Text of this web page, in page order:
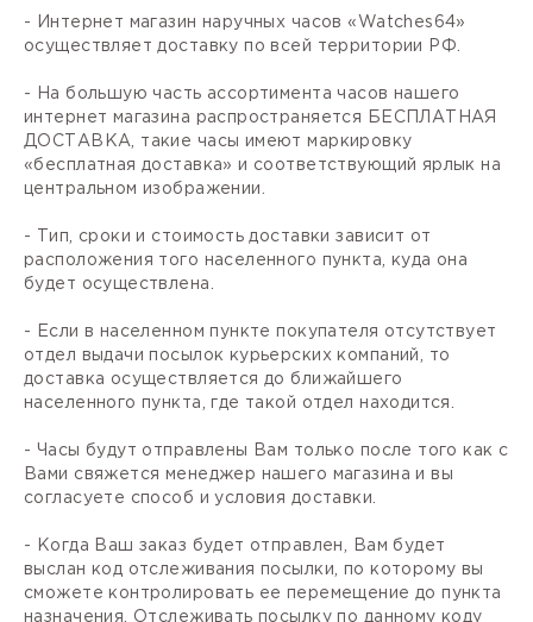
- Интернет магазин наручных часов «Watches64»
осуществляет доставку по всей территории РФ.
- На большую часть ассортимента часов нашего
интернет магазина распространяется БЕСПЛАТНАЯ
ДОСТАВКА, такие часы имеют маркировку
«бесплатная доставка» и соответствующий ярлык на
центральном изображении.
- Тип, сроки и стоимость доставки зависит от
расположения того населенного пункта, куда она
будет осуществлена.
- Если в населенном пункте покупателя отсутствует
отдел выдачи посылок курьерских компаний, то
доставка осуществляется до ближайшего
населенного пункта, где такой отдел находится.
- Часы будут отправлены Вам только после того как с
Вами свяжется менеджер нашего магазина и вы
согласуете способ и условия доставки.
- Когда Ваш заказ будет отправлен, Вам будет
выслан код отслеживания посылки, по которому вы
сможете контролировать ее перемещение до пункта
назначения. Отслеживать посылку по данному коду